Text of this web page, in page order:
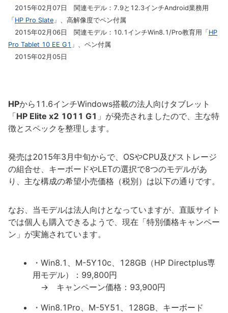
2015年02月07日 関連モデル：7.9と12.3インチAndroid業務用
「 HP Pro Slate 」、高解像度でペン付属
2015年02月06日 関連モデル：10.1インチWin8.1/Pro教育用「 HP
Pro Tablet 10 EE G1 」、ペン付属
2015年02月05日
HPから11.6インチWindows搭載の法人向けタブレット
「HP Elite x2 1011 G1 」が発売されましたので、主な特
徴とスペックを整理します。
発売は2015年3月中旬からで、OSやCPU及びストレージ
の組合せ、キーボードやLETの選択で8つのモデルがあ
り、主な構成の希望小売価格（税別）は以下の通りです。
なお、当モデルは法人向けとなっていますが、直販サイト
では個人も購入できるようで、現在「特別価格キャンペー
ン」が実施されています。
・Win8.1、M-5Y10c、128GB（HP Directplus専
用モデル）：99,800円
→ キャンペーン価格：93,900円
・Win8.1Pro、M-5Y51、128GB、キーボード